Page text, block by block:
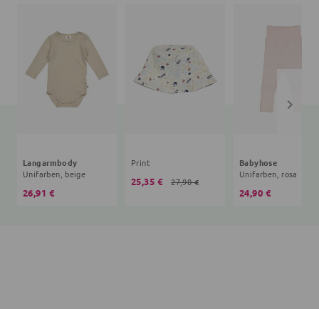
Langarmbody
Unifarben, beige
26,91 €
Print
25,35 € 27,90 €
Babyhose
Unifarben, rosa
24,90 €